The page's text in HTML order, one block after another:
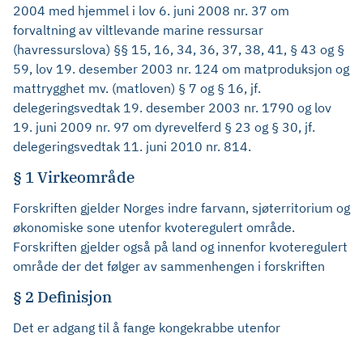
2004 med hjemmel i lov 6. juni 2008 nr. 37 om
forvaltning av viltlevande marine ressursar
(havressurslova) §§ 15, 16, 34, 36, 37, 38, 41, § 43 og §
59, lov 19. desember 2003 nr. 124 om matproduksjon og
mattrygghet mv. (matloven) § 7 og § 16, jf.
delegeringsvedtak 19. desember 2003 nr. 1790 og lov
19. juni 2009 nr. 97 om dyrevelferd § 23 og § 30, jf.
delegeringsvedtak 11. juni 2010 nr. 814.
§ 1 Virkeområde
Forskriften gjelder Norges indre farvann, sjøterritorium og
økonomiske sone utenfor kvoteregulert område.
Forskriften gjelder også på land og innenfor kvoteregulert
område der det følger av sammenhengen i forskriften
§ 2 Definisjon
Det er adgang til å fange kongekrabbe utenfor